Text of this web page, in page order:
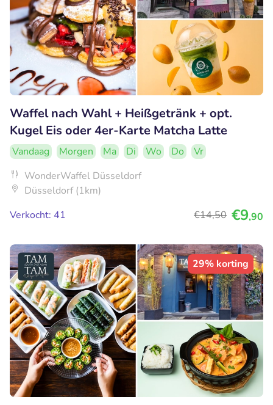
Waffel nach Wahl + Heißgetränk + opt.
Kugel Eis oder 4er-Karte Matcha Latte
Vandaag Morgen Ma Di Wo Do
Vr
WonderWaffel Düsseldorf
Düsseldorf (1km)
Verkocht: 41
€14,50 €9,90
29% korting